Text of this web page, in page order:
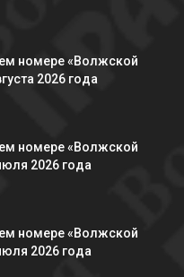
номере «Волжской
2026 года
номере «Волжской
2026 года
номере «Волжской
2026 года